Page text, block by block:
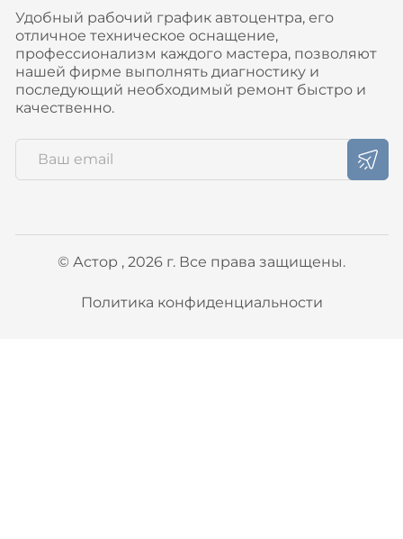
Удобный рабочий график автоцентра, его
отличное техническое оснащение,
профессионализм каждого мастера, позволяют
нашей фирме выполнять диагностику и
последующий необходимый ремонт быстро и
качественно.
© Астор , 2026 г. Все права защищены.
Политика конфиденциальности